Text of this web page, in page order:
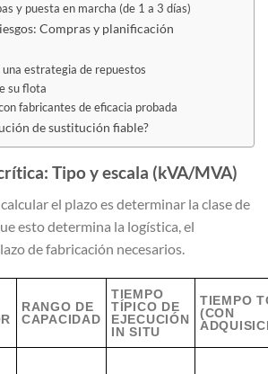
y puesta en marcha (de 1 a 3 días)
Compras y planificación
estrategia de repuestos
su flota
fabricantes de eficacia probada
de sustitución fiable?
Tipo y escala (kVA/MVA)
el plazo es determinar la clase de
esto determina la logística, el
de fabricación necesarios.
RANGO DE
CAPACIDAD
TIEMPO
TÍPICO DE
EJECUCIÓN
IN SITU
TIEMPO
(CON